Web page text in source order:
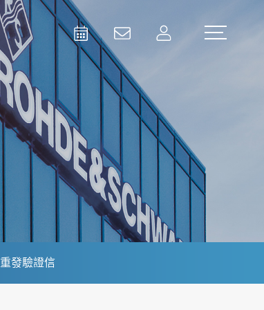
Activities
Contact Us
Member
Test and Measurement
Aerospace | Defense | Security
Broadcast and Media
重發驗證信